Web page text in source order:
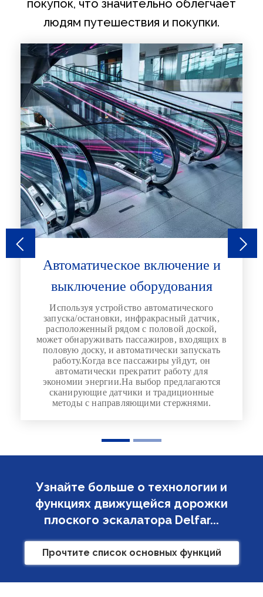
покупок, что значительно облегчает
людям путешествия и покупки.
Автоматическое включение и
выключение оборудования
Используя устройство автоматического
запуска/остановки, инфракрасный датчик,
расположенный рядом с половой доской,
может обнаруживать пассажиров, входящих в
половую доску, и автоматически запускать
работу.Когда все пассажиры уйдут, он
автоматически прекратит работу для
экономии энергии.На выбор предлагаются
сканирующие датчики и традиционные
методы с направляющими стержнями.
Узнайте больше о технологии и
функциях движущейся дорожки
плоского эскалатора Delfar...
Прочтите список основных функций